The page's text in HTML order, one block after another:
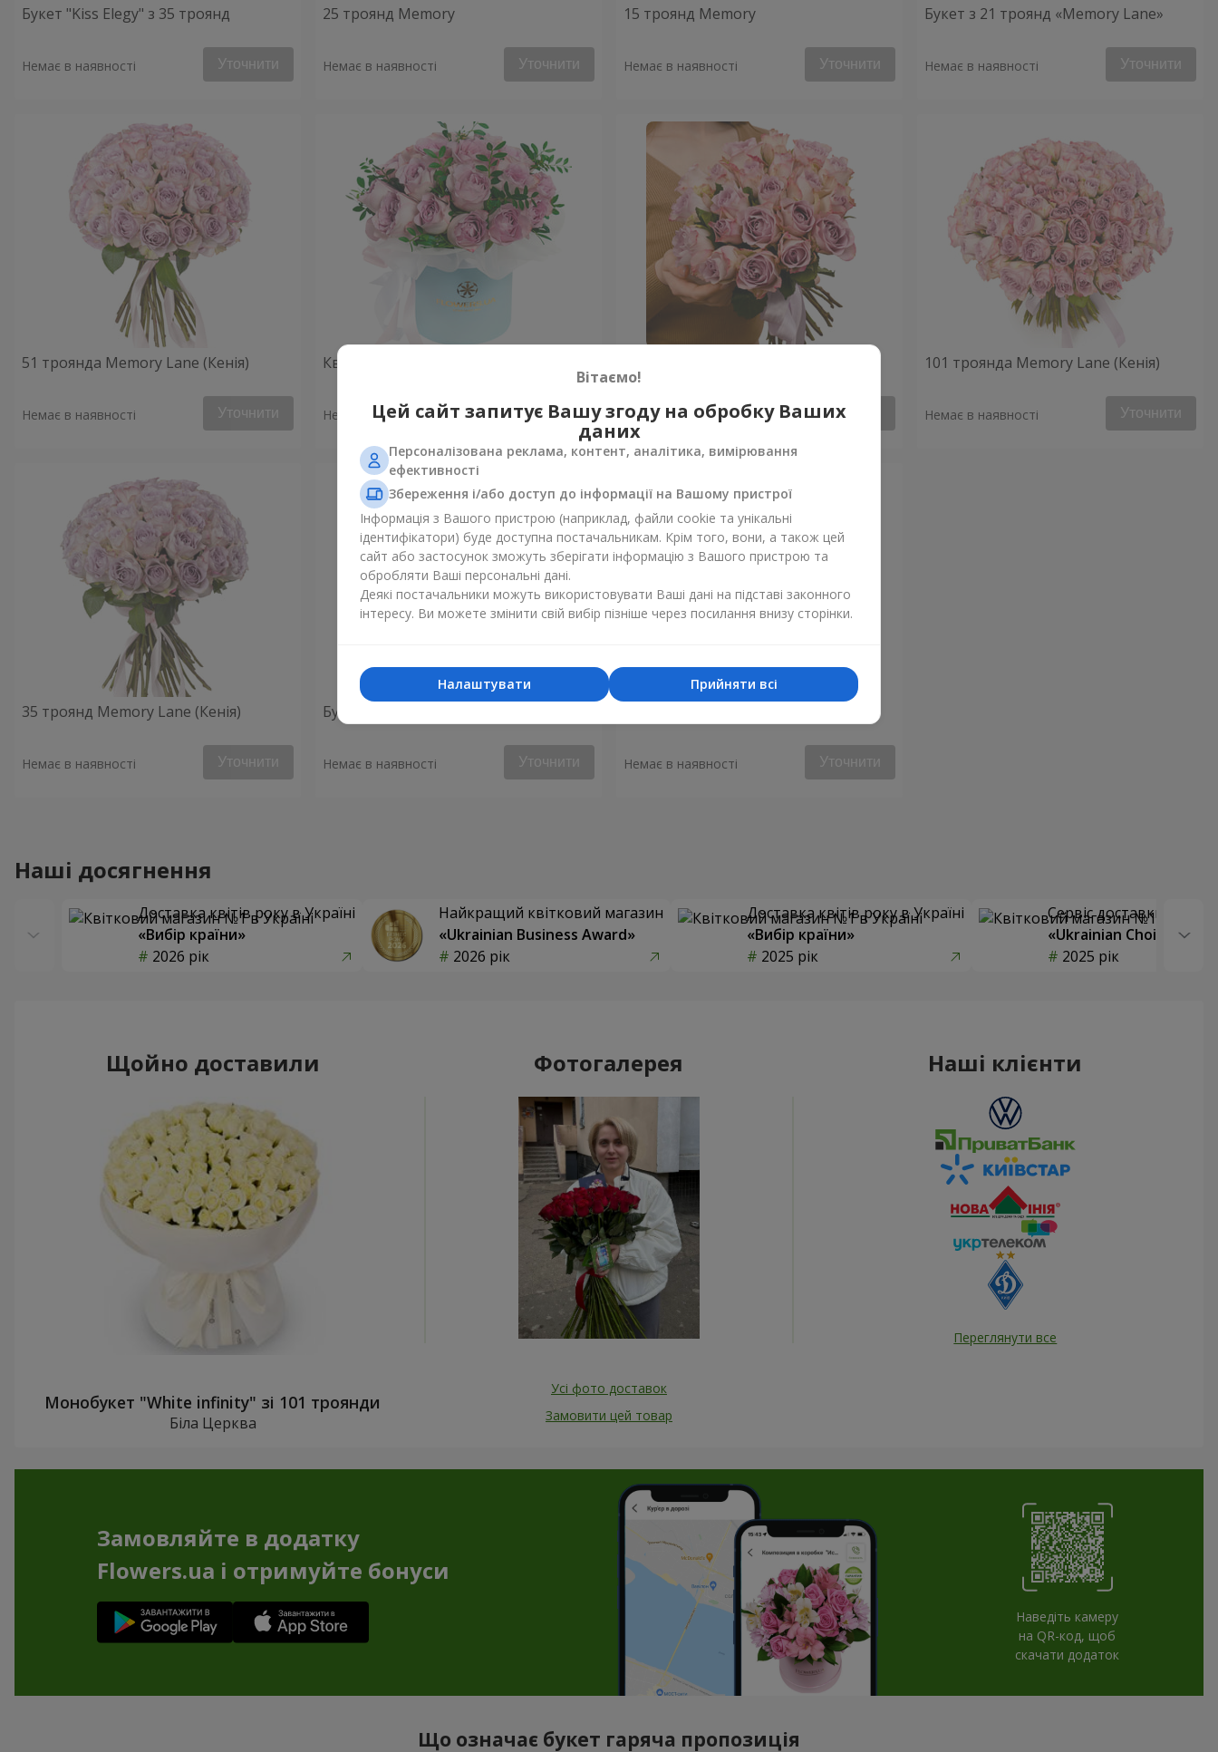
Букет "Kiss Elegy" з 35 троянд
Немає в наявності Уточнити
25 троянд Memory
Немає в наявності Уточнити
15 троянд Memory
Немає в наявності Уточнити
Букет з 21 троянд «Memory Lane»
Немає в наявності Уточнити
51 троянда Memory Lane (Кенія)
Немає в наявності Уточнити
Квіти в коробці "19 троянд Memory"
Немає в наявності Уточнити Немає в наявності Уточнити
101 троянда Memory Lane (Кенія)
Немає в наявності Уточнити
35 троянд Memory Lane (Кенія)
Немає в наявності Уточнити
Букет з 51 кремової троянди
Немає в наявності Уточнити Немає в наявності Уточнити
Наші досягнення
Доставка квітів року в Україні
«Вибір країни»
2026 рік
Найкращий квітковий магазин
«Ukrainian Business Award»
2026 рік
Доставка квітів року в Україні
«Вибір країни»
2025 рік
Сервіс доставки квітів
«Ukrainian Choice»
2025 рік
Щойно доставили
Монобукет "White infinity" зі 101 троянди
Біла Церква
Фотогалерея
Усі фото доставок
Замовити цей товар
Наші клієнти
Переглянути все
Замовляйте в додатку
Flowers.ua і отримуйте бонуси
Наведіть камеру
на QR-код, щоб
скачати додаток
Що означає букет гаряча пропозиція
Вітаємо!
Цей сайт запитує Вашу згоду на обробку Ваших
даних
Персоналізована реклама, контент, аналітика, вимірювання
ефективності
Збереження і/або доступ до інформації на Вашому пристрої
Інформація з Вашого пристрою (наприклад, файли cookie та унікальні
ідентифікатори) буде доступна постачальникам. Крім того, вони, а також цей
сайт або застосунок зможуть зберігати інформацію з Вашого пристрою та
обробляти Ваші персональні дані.
Деякі постачальники можуть використовувати Ваші дані на підставі законного
інтересу. Ви можете змінити свій вибір пізніше через посилання внизу сторінки.
Прийняти всі
Налаштувати